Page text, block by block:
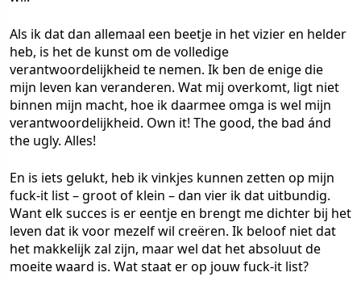
Als ik dat dan allemaal een beetje in het vizier en helder
heb, is het de kunst om de volledige
verantwoordelijkheid te nemen. Ik ben de enige die
mijn leven kan veranderen. Wat mij overkomt, ligt niet
binnen mijn macht, hoe ik daarmee omga is wel mijn
verantwoordelijkheid. Own it! The good, the bad ánd
the ugly. Alles!
En is iets gelukt, heb ik vinkjes kunnen zetten op mijn
fuck-it list – groot of klein – dan vier ik dat uitbundig.
Want elk succes is er eentje en brengt me dichter bij het
leven dat ik voor mezelf wil creëren. Ik beloof niet dat
het makkelijk zal zijn, maar wel dat het absoluut de
moeite waard is. Wat staat er op jouw fuck-it list?